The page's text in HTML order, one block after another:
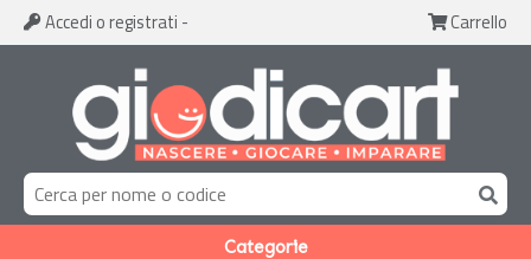
Accedi o registrati - Carrello
Categorie